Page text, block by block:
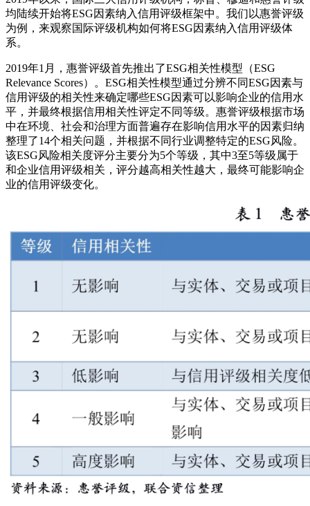
均陆续开始将ESG因素纳入信用评级框架中。我们以惠誉评级
为例，来观察国际评级机构如何将ESG因素纳入信用评级体
系。
2019年1月，惠誉评级首先推出了ESG相关性模型（ESG
Relevance Scores）。ESG相关性模型通过分辨不同ESG因素与
信用评级的相关性来确定哪些ESG因素可以影响企业的信用水
平，并最终根据信用相关性评定不同等级。惠誉评级根据市场
中在环境、社会和治理方面普遍存在影响信用水平的因素归纳
整理了14个相关问题，并根据不同行业调整特定的ESG风险。
该ESG风险相关度评分主要分为5个等级，其中3至5等级属于
和企业信用评级相关，评分越高相关性越大，最终可能影响企
业的信用评级变化。